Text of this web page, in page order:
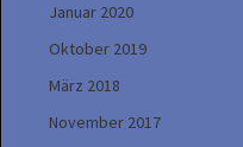
Januar 2020
Oktober 2019
März 2018
November 2017